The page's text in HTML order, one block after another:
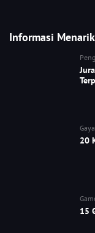
Informasi Menarik
20
15